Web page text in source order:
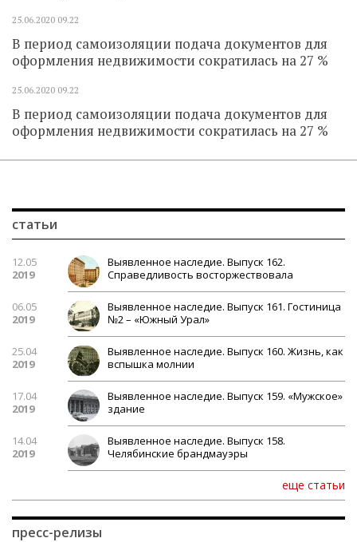
25.06.2020 09.22
В период самоизоляции подача документов для
оформления недвижимости сократилась на 27 %
25.06.2020 09.22
В период самоизоляции подача документов для
оформления недвижимости сократилась на 27 %
статьи
12.05
2019
Выявленное наследие. Выпуск 162.
Справедливость восторжествовала
06.05
2019
Выявленное наследие. Выпуск 161. Гостиница
№2 – «Южный Урал»
25.04
2019
Выявленное наследие. Выпуск 160. Жизнь, как
вспышка молнии
17.04
2019
Выявленное наследие. Выпуск 159. «Мужское»
здание
14.04
2019
Выявленное наследие. Выпуск 158.
Челябинские брандмауэры
еще статьи
пресс-релизы